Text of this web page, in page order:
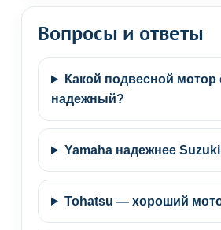
Вопросы и ответы
Какой подвесной
надежный?
Yamaha надежнее
Tohatsu — хороший